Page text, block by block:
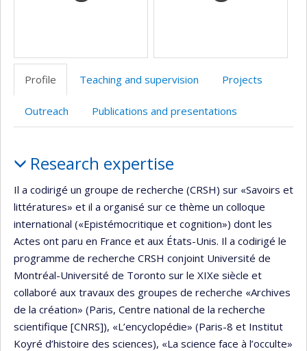
Profile Teaching and supervision Projects
Outreach Publications and presentations
Research expertise
Il a codirigé un groupe de recherche (CRSH) sur «Savoirs et
littératures» et il a organisé sur ce thème un colloque
international («Epistémocritique et cognition») dont les
Actes ont paru en France et aux États-Unis. Il a codirigé le
programme de recherche CRSH conjoint Université de
Montréal-Université de Toronto sur le XIXe siècle et
collaboré aux travaux des groupes de recherche «Archives
de la création» (Paris, Centre national de la recherche
scientifique [CNRS]), «L’encyclopédie» (Paris-8 et Institut
Koyré d’histoire des sciences), «La science face à l’occulte»